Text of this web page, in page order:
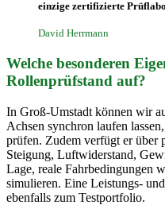
einzige zertifizierte
David Herrmann
Welche besonderen
Rollenprüfstand auf?
In Groß-Umstadt können wir
Achsen synchron laufen
prüfen. Zudem verfügt er über
Steigung, Luftwiderstand,
Lage, reale Fahrbedingungen
simulieren. Eine Leistungs-
ebenfalls zum Testportfolio.